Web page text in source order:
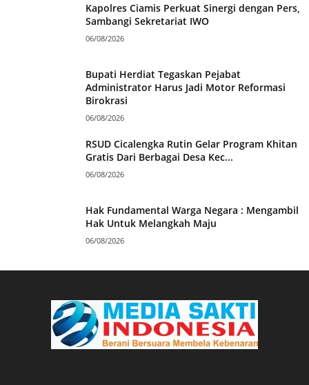
Kapolres Ciamis Perkuat Sinergi dengan Pers,
Sambangi Sekretariat IWO
06/08/2026
Bupati Herdiat Tegaskan Pejabat
Administrator Harus Jadi Motor Reformasi
Birokrasi
06/08/2026
RSUD Cicalengka Rutin Gelar Program Khitan
Gratis Dari Berbagai Desa Kec...
06/08/2026
Hak Fundamental Warga Negara : Mengambil
Hak Untuk Melangkah Maju
06/08/2026